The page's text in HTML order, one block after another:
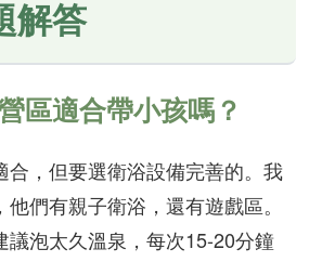
解答
區適合帶小孩嗎？
合，但要選衛浴設備完善的。我
們有親子衛浴，還有遊戲區。
議泡太久溫泉，每次15-20分鐘